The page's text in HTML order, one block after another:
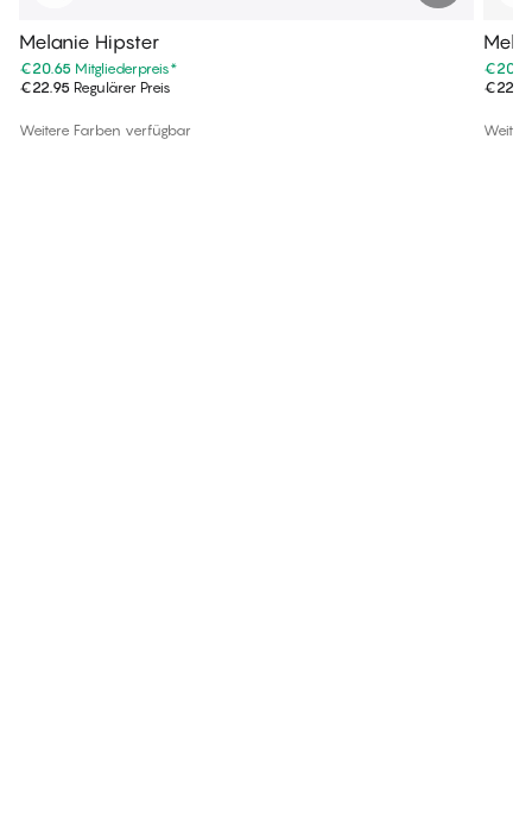
Melanie Hipster
€20.65 Mitgliederpreis*
€22.95 Regulärer Preis
Weitere Farben verfügbar